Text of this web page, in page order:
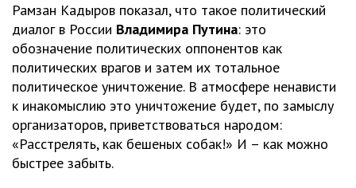
Рамзан Кадыров показал, что такое политический
диалог в России Владимира Путина: это
обозначение политических оппонентов как
политических врагов и затем их тотальное
политическое уничтожение. В атмосфере ненависти
к инакомыслию это уничтожение будет, по замыслу
организаторов, приветствоваться народом:
«Расстрелять, как бешеных собак!» И – как можно
быстрее забыть.